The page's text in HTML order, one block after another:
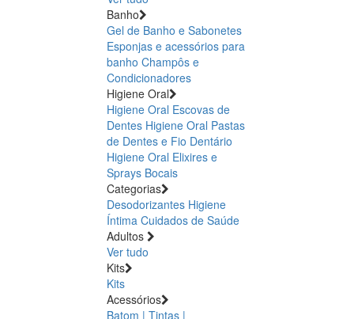
Banho
Gel de Banho e Sabonetes
Esponjas e acessórios para
banho Champôs e
Condicionadores
Higiene Oral
Higiene Oral Escovas de
Dentes Higiene Oral Pastas
de Dentes e Fio Dentário
Higiene Oral Elixires e
Sprays Bocais
Categorias
Desodorizantes Higiene
Íntima Cuidados de Saúde
Adultos
Ver tudo
Kits
Kits
Acessórios
Batom | Tintas |